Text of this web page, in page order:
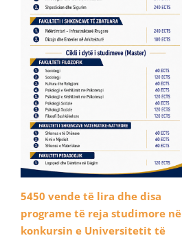
5450 vende të lira dhe disa
programe të reja studimore në
konkursin e Universitetit të